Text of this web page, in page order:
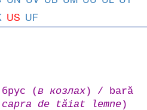
US UF
брус (в козлах) / bară
de tăiat lemne)